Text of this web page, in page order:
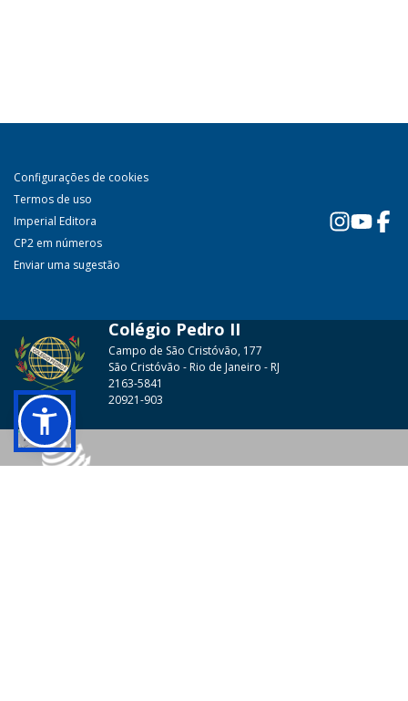
Configurações de cookies
Termos de uso
Imperial Editora
CP2 em números
Enviar uma sugestão
Colégio Pedro II
Campo de São Cristóvão, 177
São Cristóvão - Rio de Janeiro - RJ
2163-5841
20921-903